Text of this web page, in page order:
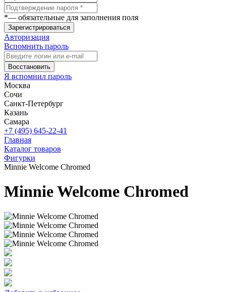
*— обязательные для заполнения поля
Зарегистрироваться
Авторизация
Вспомнить пароль
Восстановить
Я вспомнил пароль
Москва
Сочи
Санкт-Петербург
Казань
Самара
+7 (495) 645-22-41
Главная
Каталог товаров
Фигурки
Minnie Welcome Chromed
Minnie Welcome Chromed